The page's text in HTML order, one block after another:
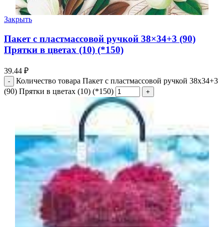
Закрыть
Пакет с пластмассовой ручкой 38×34+3 (90)
Прятки в цветах (10) (*150)
39.44 ₽
Количество товара Пакет с пластмассовой ручкой 38x34+3
(90) Прятки в цветах (10) (*150)